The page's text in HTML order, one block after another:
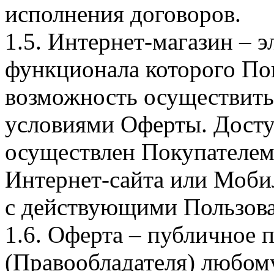
исполнения договоров.
1.5. Интернет-магазин –
функционала которого
возможность
условиями Оферты.
осуществлен
Интернет-сайта или
с действующими
1.6. Оферта – публичное
(Правообладателя)